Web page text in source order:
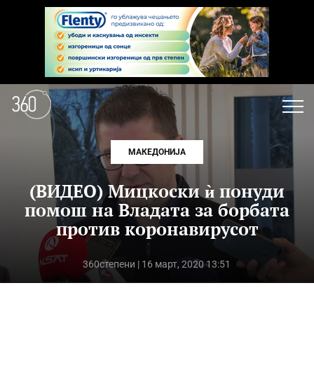
МАКЕДОНИЈА
(ВИДЕО) Мицкоски ѝ понуди
помош на Владата за борбата
против коронавирусот
360степени | 16 март, 2020 13:51